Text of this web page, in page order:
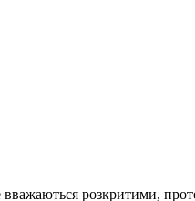
розкритими,